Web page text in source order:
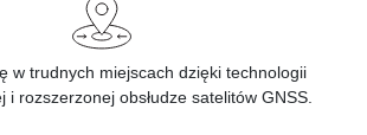
w trudnych miejscach dzięki technologii
i rozszerzonej obsłudze satelitów GNSS.